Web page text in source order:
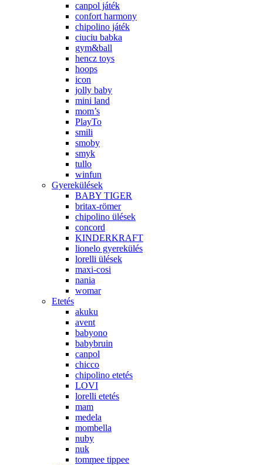
canpol játék
confort harmony
chipolino játék
ciuciu babka
gym&ball
hencz toys
hoops
icon
jolly baby
mini land
mom’s
PlayTo
smili
smoby
smyk
tullo
winfun
Gyerekülések
BABY TIGER
britax-römer
chipolino ülések
concord
KINDERKRAFT
lionelo gyerekülés
lorelli ülések
maxi-cosi
nania
womar
Etetés
akuku
avent
babyono
babybruin
canpol
chicco
chipolino etetés
LOVI
lorelli etetés
mam
medela
mombella
nuby
nuk
tommee tippee